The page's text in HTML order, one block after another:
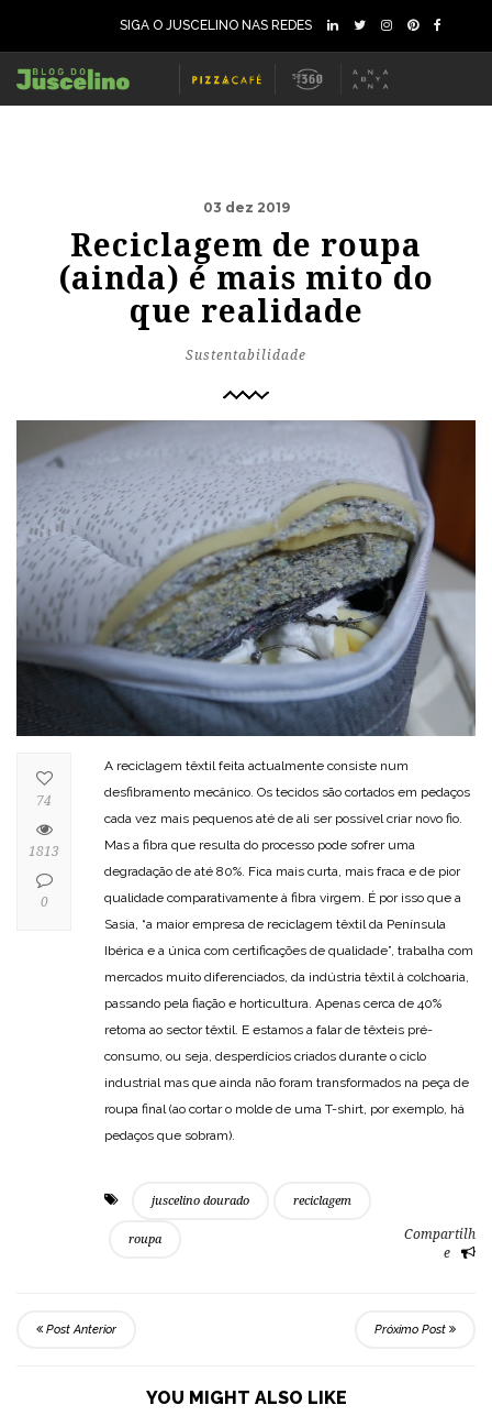
SIGA O JUSCELINO NAS REDES
03 dez 2019
Reciclagem de roupa
(ainda) é mais mito do
que realidade
Sustentabilidade
A reciclagem têxtil feita actualmente consiste num
desfibramento mecânico. Os tecidos são cortados em pedaços
cada vez mais pequenos até de ali ser possível criar novo fio.
Mas a fibra que resulta do processo pode sofrer uma
degradação de até 80%. Fica mais curta, mais fraca e de pior
qualidade comparativamente à fibra virgem. É por isso que a
Sasia, “a maior empresa de reciclagem têxtil da Península
Ibérica e a única com certificações de qualidade”, trabalha com
mercados muito diferenciados, da indústria têxtil à colchoaria,
passando pela fiação e horticultura. Apenas cerca de 40%
retoma ao sector têxtil. E estamos a falar de têxteis pré-
consumo, ou seja, desperdícios criados durante o ciclo
industrial mas que ainda não foram transformados na peça de
roupa final (ao cortar o molde de uma T-shirt, por exemplo, há
pedaços que sobram).
juscelino dourado reciclagem
roupa
Compartilh
e
74
1813
0
Post Anterior Próximo Post
YOU MIGHT ALSO LIKE